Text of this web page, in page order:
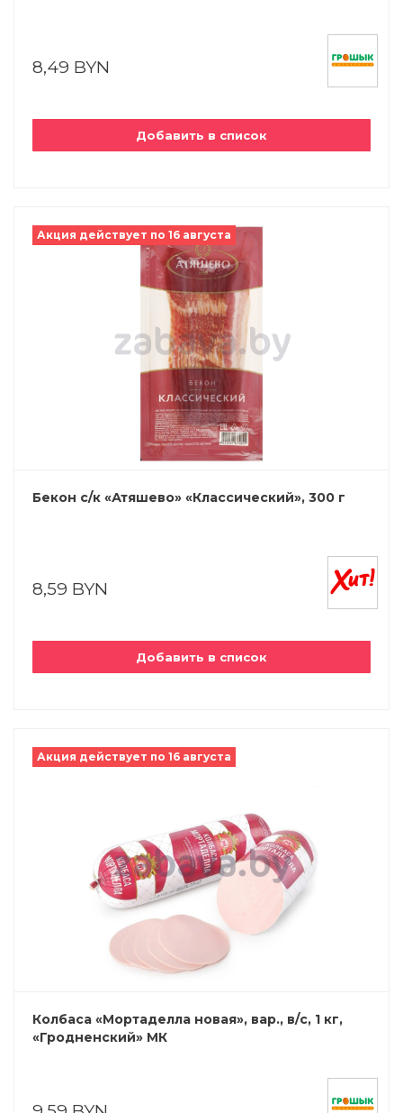
8,49 BYN
Добавить в список
Акция действует по 16 августа
Бекон с/к «Атяшево» «Классический», 300 г
8,59 BYN
Добавить в список
Акция действует по 16 августа
Колбаса «Мортаделла новая», вар., в/с, 1 кг,
«Гродненский» МК